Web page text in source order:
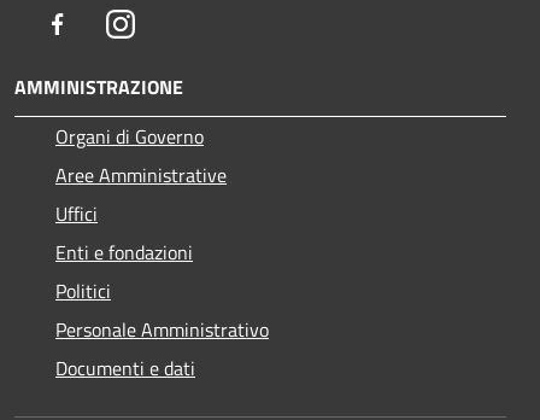
FacebookInstagram
AMMINISTRAZIONE
Organi di Governo
Aree Amministrative
Uffici
Enti e fondazioni
Politici
Personale Amministrativo
Documenti e dati